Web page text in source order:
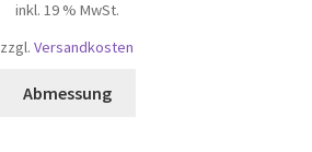
inkl. 19 % MwSt.
zzgl. Versandkosten
Abmessung